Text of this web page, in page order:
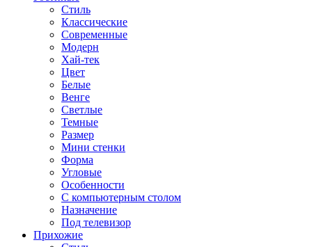
Стиль
Классические
Современные
Модерн
Хай-тек
Цвет
Белые
Венге
Светлые
Темные
Размер
Мини стенки
Форма
Угловые
Особенности
С компьютерным столом
Назначение
Под телевизор
Прихожие